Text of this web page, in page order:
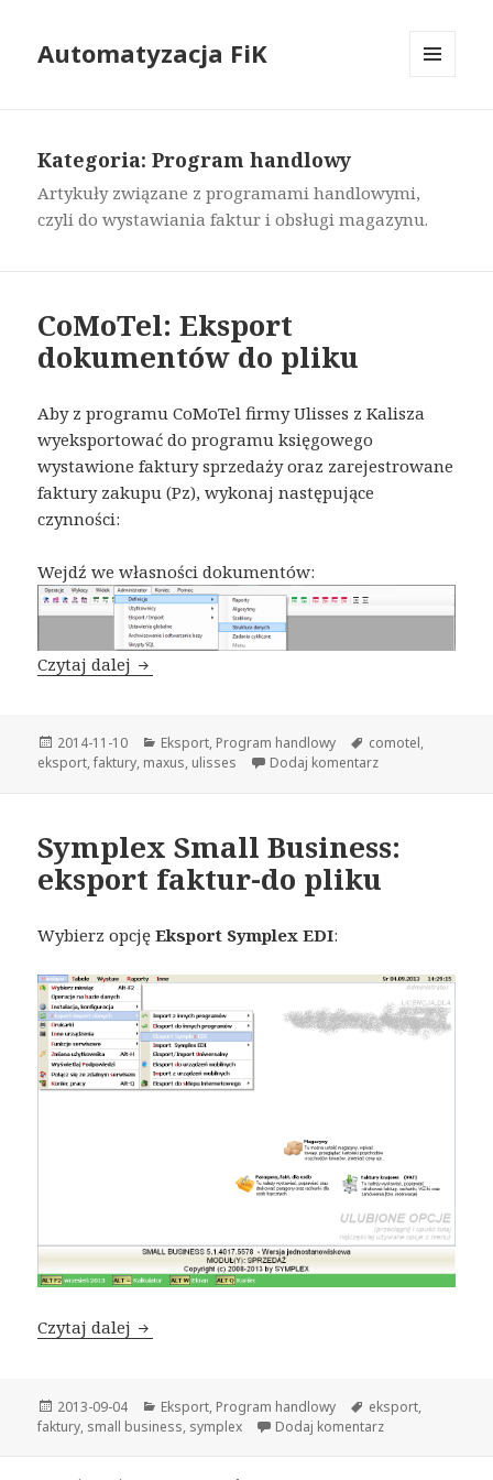
Automatyzacja FiK
Kategoria: Program handlowy
Artykuły związane z programami handlowymi,
czyli do wystawiania faktur i obsługi magazynu.
CoMoTel: Eksport
dokumentów do pliku
Aby z programu CoMoTel firmy Ulisses z Kalisza
wyeksportować do programu księgowego
wystawione faktury sprzedaży oraz zarejestrowane
faktury zakupu (Pz), wykonaj następujące
czynności:
Wejdź we własności dokumentów:
Czytaj dalej CoMoTel: Eksport dokumentów do pliku
Opublikowano
2014-11-10 Kategorie
Eksport, Program handlowy Tagi
comotel,
eksport,faktury, maxus, ulisses Dodaj komentarz
Symplex Small Business:
eksport faktur-do pliku
Wybierz opcjęEksport Symplex EDI:
Czytaj dalej Symplex Small Business: eksport faktur-do
Opublikowano
2013-09-04 Kategorie
Eksport, Program handlowy Tagi
eksport,
faktury, small business, symplex Dodaj komentarz